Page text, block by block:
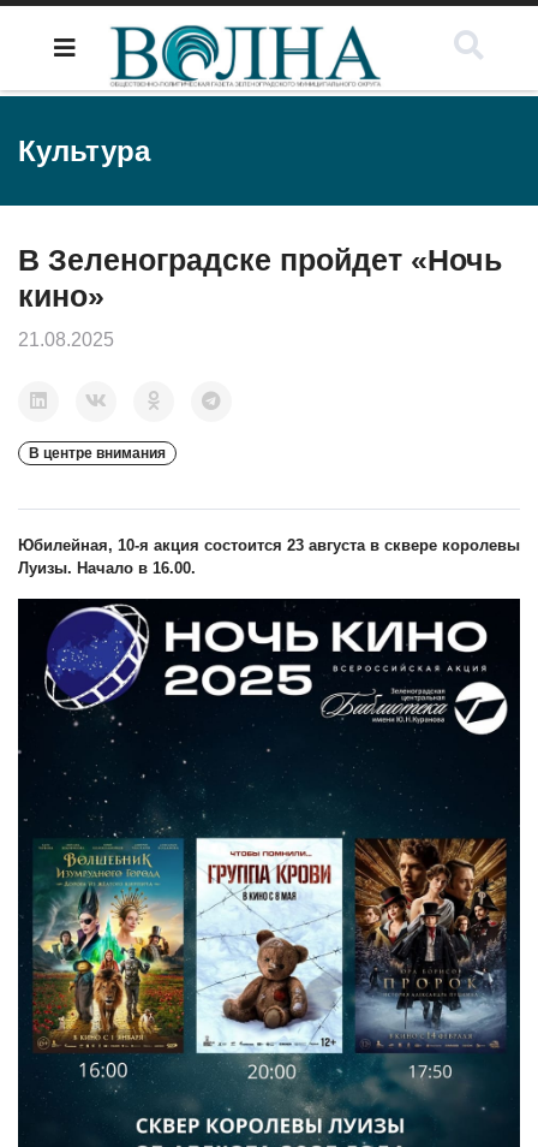
Культура
В Зеленоградске пройдет «Ночь
кино»
21.08.2025
В центре внимания
Юбилейная, 10-я акция состоится 23 августа в сквере королевы
Луизы. Начало в 16.00.